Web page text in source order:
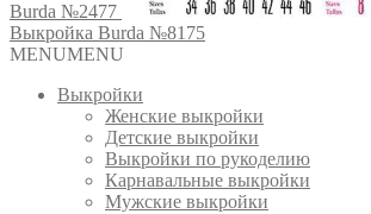
Burda №2477
Выкройка Burda №8175
MENUMENU
Выкройки
Женские выкройки
Детские выкройки
Выкройки по рукоделию
Карнавальные выкройки
Мужские выкройки